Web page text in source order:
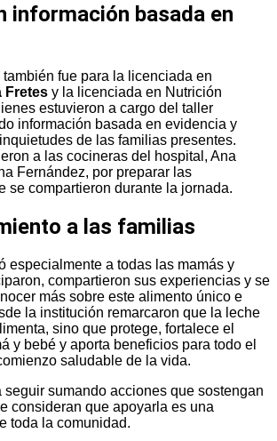
información basada en
fue para la licenciada en
Fretes y la licenciada en Nutrición
estuvieron a cargo del taller
información basada en evidencia y
de las familias presentes.
a las cocineras del hospital, Ana
Fernández, por preparar las
se compartieron durante la jornada.
a las familias
especialmente a todas las mamás y
compartieron sus experiencias y se
más sobre este alimento único e
la institución remarcaron que la leche
sino que protege, fortalece el
y bebé y aporta beneficios para todo el
saludable de la vida.
seguir sumando acciones que sostengan
consideran que apoyarla es una
toda la comunidad.